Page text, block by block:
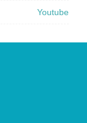
Youtube